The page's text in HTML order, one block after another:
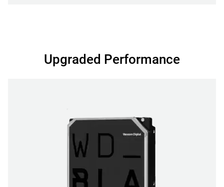
Upgraded Performance